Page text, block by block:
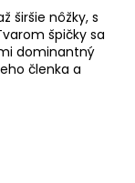
širšie nôžky, s
špičky sa
dominantný
členka a